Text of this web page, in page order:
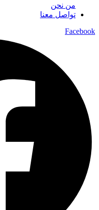
من نحن
تواصل معنا
Facebook